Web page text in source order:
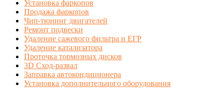
Установка фаркопов
Продажа фаркопов
Чип-тюнинг двигателей
Ремонт подвески
Удаление сажевого фильтра и ЕГР
Удаление катализатора
Проточка тормозных дисков
3D Сход-развал
Заправка автокондиционера
Установка дополнительного оборудования